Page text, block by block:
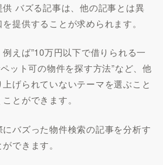
バズる記事は、他の記事とは異
提供することが求められます。
えば”10万円以下で借りられる一
ット可の物件を探す方法”など、他
げられていないテーマを選ぶこと
とができます。
バズった物件検索の記事を分析す
できます。